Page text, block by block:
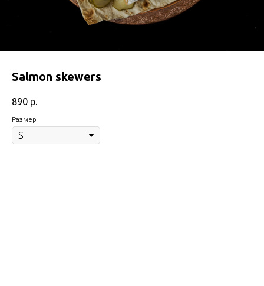
Salmon skewers
890 р.
Размер